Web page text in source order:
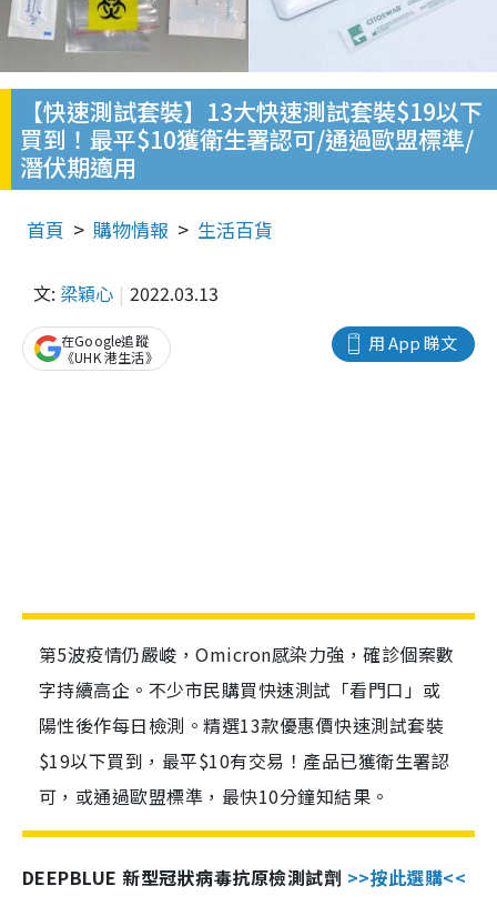
【快速測試套裝】13大快速測試套裝$19以下
買到！最平$10獲衛生署認可/通過歐盟標準/
潛伏期適用
首頁 購物情報 生活百貨
文: 梁穎心 2022.03.13
用 App 睇文
在Google追蹤
《UHK 港生活》
第5波疫情仍嚴峻，Omicron感染力強，確診個案數
字持續高企。不少市民購買快速測試「看門口」或
陽性後作每日檢測。精選13款優惠價快速測試套裝
$19以下買到，最平$10有交易！產品已獲衛生署認
可，或通過歐盟標準，最快10分鐘知結果。
DEEPBLUE 新型冠狀病毒抗原檢測試劑 >>按此選購<<